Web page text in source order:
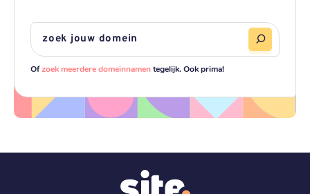
Ofzoek meerdere domeinnamentegelijk. Ook prima!